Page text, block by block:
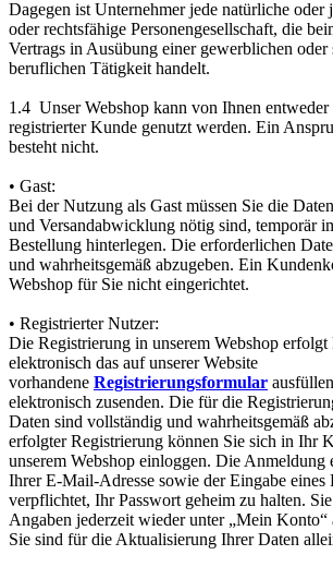
Dagegen ist Unternehmer jede natürliche oder
oder rechtsfähige Personengesellschaft, die
Vertrags in Ausübung einer gewerblichen oder
beruflichen Tätigkeit handelt.
1.4 Unser Webshop kann von Ihnen entweder
registrierter Kunde genutzt werden. Ein
besteht nicht.
• Gast:
Bei der Nutzung als Gast müssen Sie die
und Versandabwicklung nötig sind, temporär
Bestellung hinterlegen. Die erforderlichen
und wahrheitsgemäß abzugeben. Ein
Webshop für Sie nicht eingerichtet.
• Registrierter Nutzer:
Die Registrierung in unserem Webshop erfolgt
elektronisch das auf unserer Website
vorhandene Registrierungsformular
elektronisch zusenden. Die für die
Daten sind vollständig und wahrheitsgemäß
erfolgter Registrierung können Sie sich in Ihr
unserem Webshop einloggen. Die Anmeldung
Ihrer E-Mail-Adresse sowie der Eingabe eines
verpflichtet, Ihr Passwort geheim zu halten.
Angaben jederzeit wieder unter „Mein Konto“
Sie sind für die Aktualisierung Ihrer Daten